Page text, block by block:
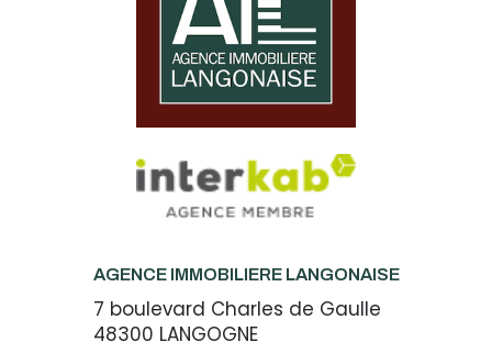
AGENCE IMMOBILIERE LANGONAISE
7 boulevard Charles de Gaulle
48300 LANGOGNE